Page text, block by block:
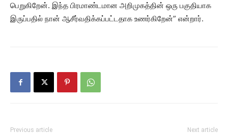
பெறுகிறேன். இந்த பிரமாண்டமான அறிமுகத்தின் ஒரு பகுதியாக
இருப்பதில் நான் ஆசீர்வதிக்கப்பட்டதாக உணர்கிறேன்” என்றார்.
Previous article Next article